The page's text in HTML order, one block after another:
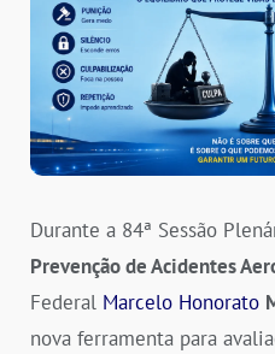
Durante a 84ª Sessão
Prevenção de Acidentes
Federal Marcelo Honorato
nova ferramenta para